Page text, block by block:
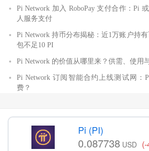
Pi Network 加入 RoboPay 支付合作：Pi
人服务支付
Pi Network 持币分布揭秘：近1万账户持
包不足10 PI
Pi Network 的价值从哪里来？供需、使用
Pi Network 订阅智能合约上线测试网：
费？
Pi (PI)
0.087738 USD